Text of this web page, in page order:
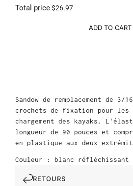
Total price$26.97
ADD TO CART
Sandow de remplacement de 3/
crochets de fixation pour les
chargement des kayaks.
longueur de 90 pouces et
en plastique aux deux
Couleur : blanc
RETOURS